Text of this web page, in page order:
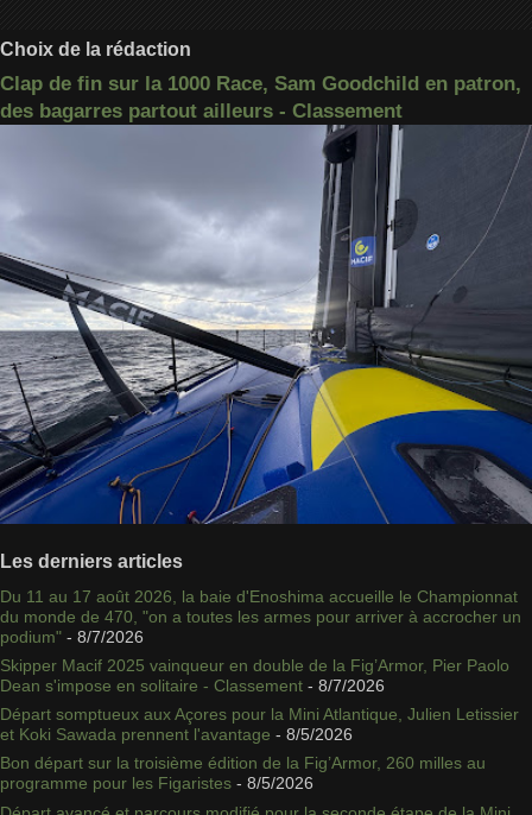
Choix de la rédaction
Clap de fin sur la 1000 Race, Sam Goodchild en patron,
des bagarres partout ailleurs - Classement
Les derniers articles
Du 11 au 17 août 2026, la baie d'Enoshima accueille le Championnat
du monde de 470, "on a toutes les armes pour arriver à accrocher un
podium" - 8/7/2026
Skipper Macif 2025 vainqueur en double de la Fig’Armor, Pier Paolo
Dean s'impose en solitaire - Classement - 8/7/2026
Départ somptueux aux Açores pour la Mini Atlantique, Julien Letissier
et Koki Sawada prennent l'avantage - 8/5/2026
Bon départ sur la troisième édition de la Fig’Armor, 260 milles au
programme pour les Figaristes - 8/5/2026